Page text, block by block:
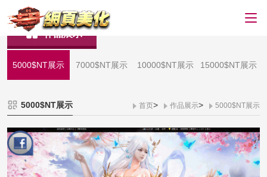
作品展示
5000$NT展示 7000$NT展示 10000$NT展示 15000$NT展示
5000$NT展示 首页> 作品展示> 5000$NT展示